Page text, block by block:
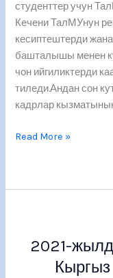
студенттер учун
Кечени ТалМУнун
кесиптештерди
башталышы менен
чон ийгиликтерди
тиледи.Андан сон
кадрлар
босогосун
аттап
жаткан
студенттер
учун
ТалМУ
тууралуу
көргөзүлдү.
Read More »
2021-
сентябрындагы